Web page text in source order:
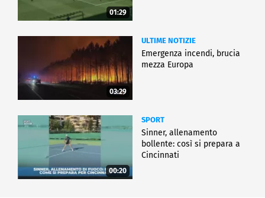
01:29
03:29
ULTIME NOTIZIE
Emergenza incendi, brucia
mezza Europa
00:20
SPORT
Sinner, allenamento
bollente: così si prepara a
Cincinnati